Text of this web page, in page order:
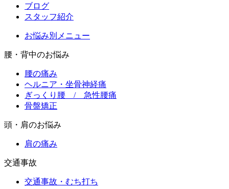
ブログ
スタッフ紹介
お悩み別メニュー
腰・背中のお悩み
腰の痛み
ヘルニア・坐骨神経痛
ぎっくり腰 / 急性腰痛
骨盤矯正
頭・肩のお悩み
肩の痛み
交通事故
交通事故・むち打ち